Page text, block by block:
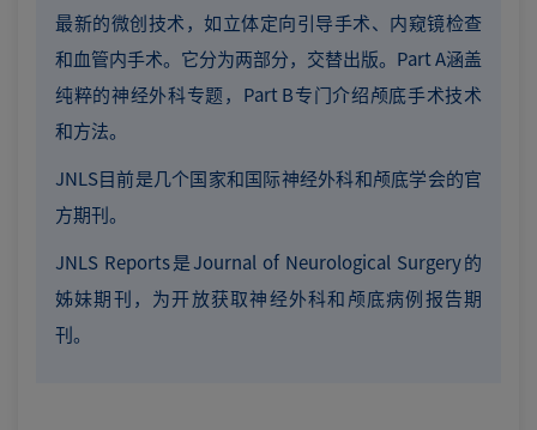
最新的微创技术，如立体定向引导手术、内窥镜检查
和血管内手术。它分为两部分，交替出版。Part A涵盖
纯粹的神经外科专题，Part B专门介绍颅底手术技术
和方法。
JNLS目前是几个国家和国际神经外科和颅底学会的官
方期刊。
JNLS Reports是Journal of Neurological Surgery的
姊妹期刊，为开放获取神经外科和颅底病例报告期
刊。